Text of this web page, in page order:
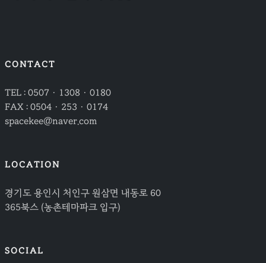
CONTACT
TEL : 0507 · 1308 · 0180
FAX : 0504 · 253 · 0174
spacekee@naver.com
LOCATION
경기도 용인시 처인구 원삼면 내동로 60
365북스 (농촌테마파크 입구)
SOCIAL